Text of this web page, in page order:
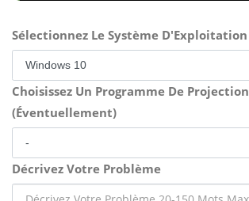
Sélectionnez Le Système D'Exploitation
Choisissez Un Programme De Projection
(Éventuellement)
Décrivez Votre Problème